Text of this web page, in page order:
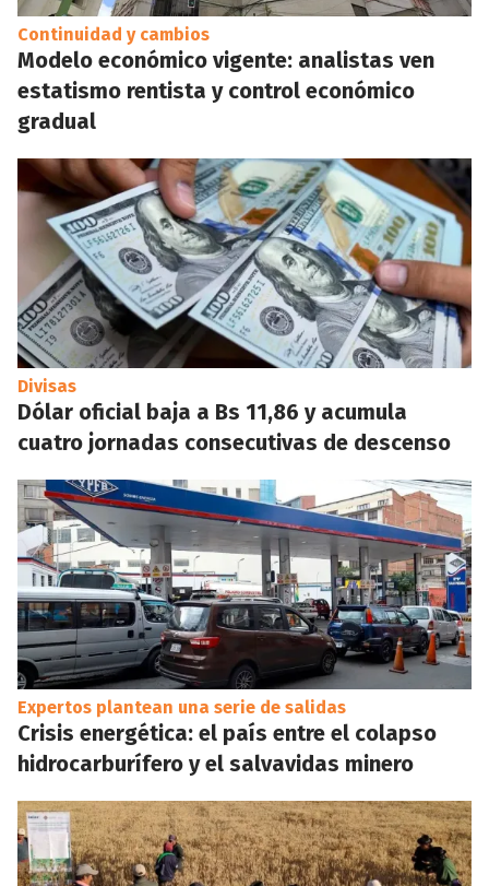
Continuidad y cambios
Modelo económico vigente: analistas ven
estatismo rentista y control económico
gradual
Divisas
Dólar oficial baja a Bs 11,86 y acumula
cuatro jornadas consecutivas de descenso
Expertos plantean una serie de salidas
Crisis energética: el país entre el colapso
hidrocarburífero y el salvavidas minero